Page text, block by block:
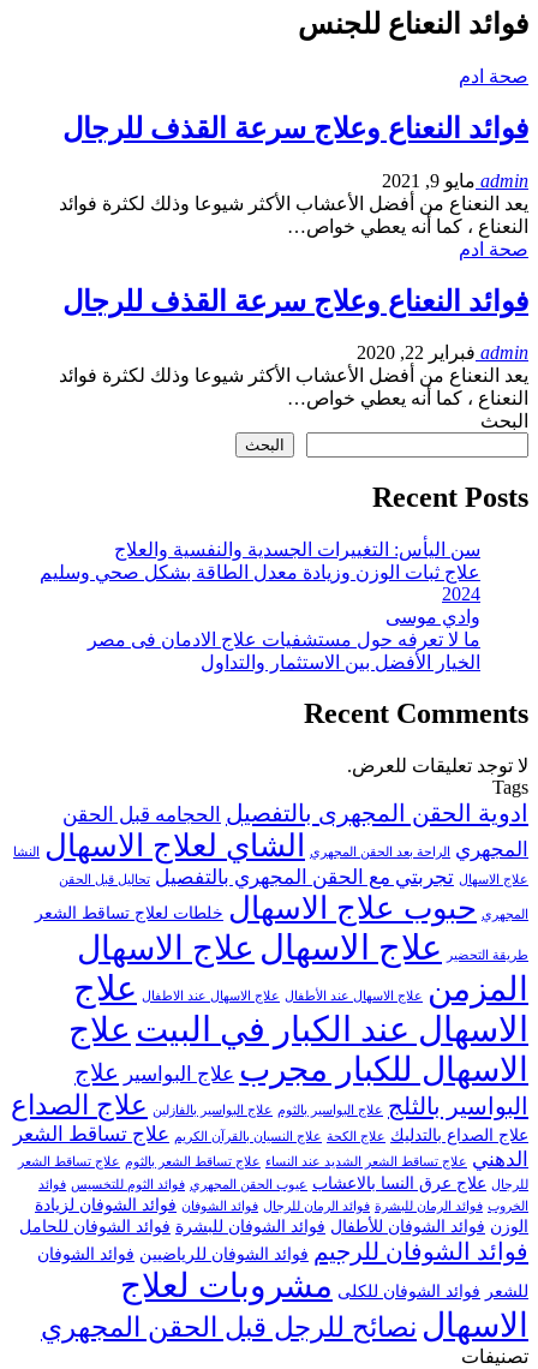
فوائد النعناع للجنس
صحة ادم
فوائد النعناع وعلاج سرعة القذف للرجال
admin مايو 9, 2021
يعد النعناع من أفضل الأعشاب الأكثر شيوعا وذلك لكثرة فوائد
النعناع ، كما أنه يعطي خواص…
صحة ادم
فوائد النعناع وعلاج سرعة القذف للرجال
admin فبراير 22, 2020
يعد النعناع من أفضل الأعشاب الأكثر شيوعا وذلك لكثرة فوائد
النعناع ، كما أنه يعطي خواص…
البحث
البحث
Recent Posts
سن اليأس: التغييرات الجسدية والنفسية والعلاج
علاج ثبات الوزن وزيادة معدل الطاقة بشكل صحي وسليم
2024
وادي موسى
ما لا تعرفه حول مستشفيات علاج الادمان فى مصر
الخيار الأفضل بين الاستثمار والتداول
Recent Comments
لا توجد تعليقات للعرض.
Tags
ادوية الحقن المجهرى بالتفصيل الحجامه قبل الحقن
المجهري
الراحة بعد الحقن المجهري الشاي لعلاج الاسهال النشا
علاج الاسهال تجربتي مع الحقن المجهري بالتفصيل تحاليل قبل الحقن
المجهري حبوب علاج الاسهال خلطات لعلاج تساقط الشعر
طريقة التحضير علاج الاسهال علاج الاسهال
المزمن
علاج الاسهال عند الأطفال علاج الاسهال عند الاطفال
علاج
الاسهال عند الكبار في البيت علاج
الاسهال للكبار مجرب علاج البواسير علاج
البواسير بالثلج علاج البواسير بالثوم علاج البواسير بالفازلين علاج الصداع
علاج الصداع بالتدليك علاج الكحة علاج النسيان بالقرآن الكريم
علاج تساقط الشعر
الدهني علاج تساقط الشعر الشديد عند النساء علاج تساقط الشعر بالثوم علاج تساقط الشعر
للرجال علاج عرق النسا بالاعشاب عيوب الحقن المجهري فوائد الثوم للتخسيس فوائد
الخروب فوائد الرمان للبشرة فوائد الرمان للرجال فوائد الشوفان فوائد الشوفان لزيادة
الوزن فوائد الشوفان للأطفال فوائد الشوفان للبشرة فوائد الشوفان للحامل
فوائد الشوفان للرجيم فوائد الشوفان للرياضيين فوائد الشوفان
للشعر فوائد الشوفان للكلى مشروبات لعلاج
الاسهال نصائح للرجل قبل الحقن المجهري
تصنيفات